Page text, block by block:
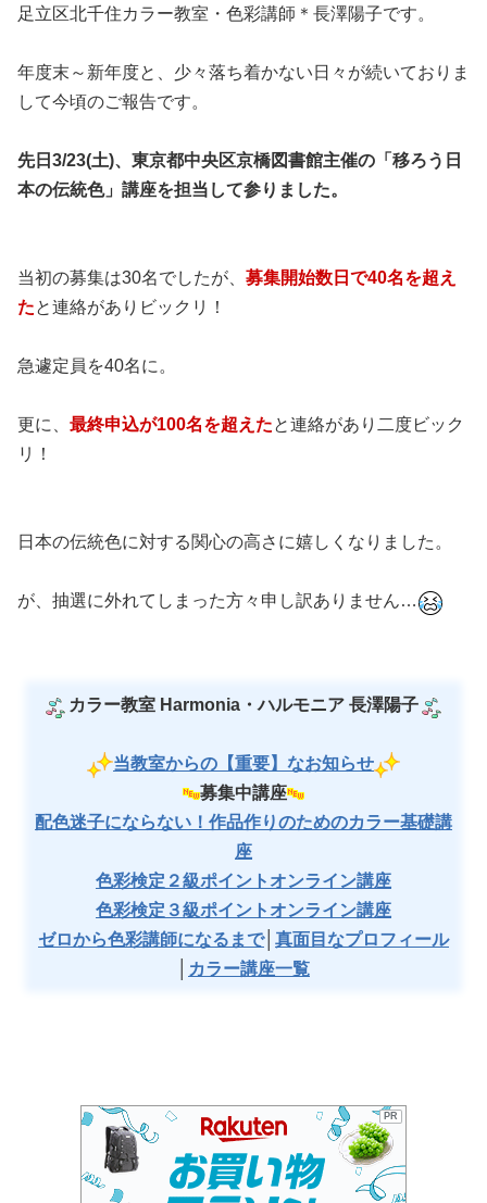
足立区北千住カラー教室・色彩講師＊長澤陽子です。
年度末～新年度と、少々落ち着かない日々が続いておりま
して今頃のご報告です。
先日3/23(土)、東京都中央区京橋図書館主催の「移ろう日
本の伝統色」講座を担当して参りました。
当初の募集は30名でしたが、 募集開始数日で40名を超え
たと連絡がありビックリ！
急遽定員を40名に。
更に、 最終申込が100名を超えたと連絡があり二度ビック
リ！
日本の伝統色に対する関心の高さに嬉しくなりました。
が、抽選に外れてしまった方々申し訳ありません…
カラー教室 Harmonia・ハルモニア 長澤陽子
当教室からの【重要】なお知らせ
募集中講座
配色迷子にならない！作品作りのためのカラー基礎講
座
色彩検定２級ポイントオンライン講座
色彩検定３級ポイントオンライン講座
ゼロから色彩講師になるまで│ 真面目なプロフィール
カラー講座一覧
PR